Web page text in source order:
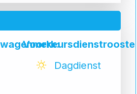
Voorkeursdienstrooster:
Dagdienst